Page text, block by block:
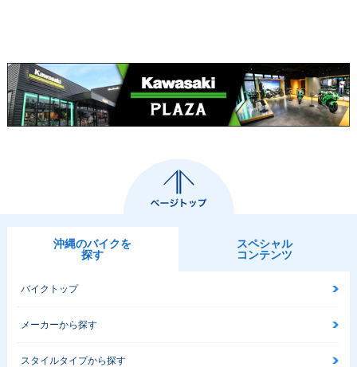
沖縄のバイクを
探す
スペシャル
コンテンツ
バイクトップ
メーカーから探す
スタイルタイプから探す